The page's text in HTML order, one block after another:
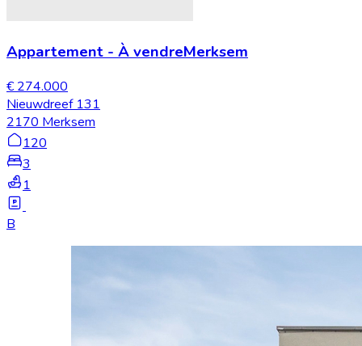
Appartement - À vendreMerksem
€ 274.000
Nieuwdreef 131
2170 Merksem
120
3
1
B